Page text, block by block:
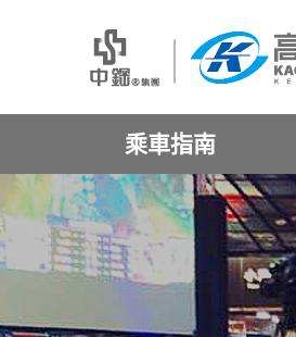
乘車指南